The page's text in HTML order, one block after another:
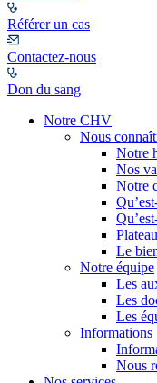
Référer un cas
Contactez-nous
Don du sang
Notre CHV
Nous
Notre
Nos
Notre
Le
Notre équipe
Les
Les
Les
Informations
Nous